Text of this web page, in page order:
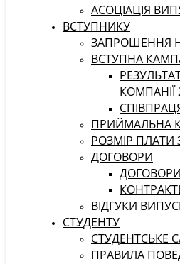
АСОЦІАЦІЯ
ВСТУПНИКУ
ЗАПРОШЕННЯ
ВСТУПНА
КОМПАНІЇ
ПРИЙМАЛЬНА
РОЗМІР ПЛАТИ
ДОГОВОРИ
ДОГОВОРИ
ВІДГУКИ
СТУДЕНТУ
CТУДЕНТСЬКЕ
ПРАВИЛА